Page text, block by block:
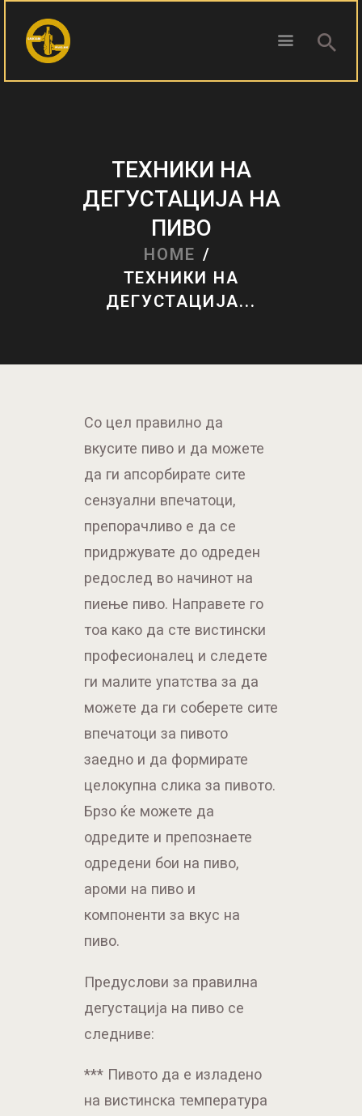
ТЕХНИКИ НА
ДЕГУСТАЦИЈА НА
ПИВО
HOME
ТЕХНИКИ НА
ДЕГУСТАЦИЈА...
ПИВОТЕКА
Со цел правилно да
вкусите пиво и да можете
да ги апсорбирате сите
сензуални впечатоци,
препорачливо е да се
придржувате до одреден
редослед во начинот на
пиење пиво. Направете го
тоа како да сте вистински
професионалец и следете
ги малите упатства за да
можете да ги соберете сите
впечатоци за пивото
заедно и да формирате
целокупна слика за пивото.
Брзо ќе можете да
одредите и препознаете
одредени бои на пиво,
ароми на пиво и
компоненти за вкус на
пиво.
Предуслови за правилна
дегустација на пиво се
следниве:
*** Пивото да е изладено
на вистинска температура